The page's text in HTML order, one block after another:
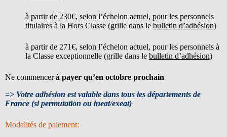
à partir de 230€, selon l’échelon actuel, pour les personnels
titulaires à la Hors Classe (grille dans le bulletin d’adhésion)
à partir de 271€, selon l’échelon actuel, pour les personnels à
la Classe exceptionnelle (grille dans le bulletin d’adhésion)
Ne commencerà payer qu’en octobre prochain
=> Votre adhésion est valable dans tous les départements de
France (si permutation ou ineat/exeat)
Modalités de paiement: